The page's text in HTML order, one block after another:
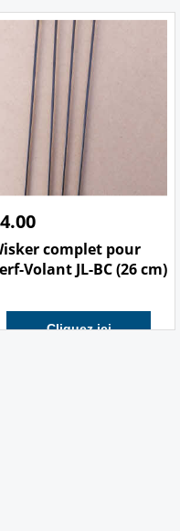
4.00
Cerf-Volant JL-BC (26 cm)